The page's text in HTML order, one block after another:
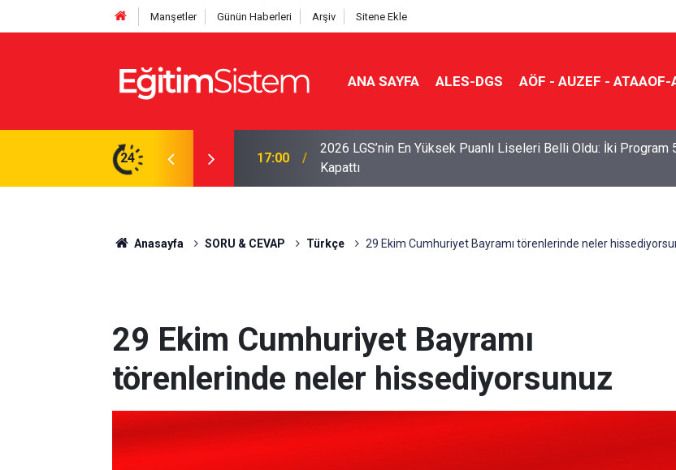
Manşetler Günün Haberleri Arşiv Sitene Ekle
ANA SAYFA ALES-DGS AÖF - AUZEF - ATAAOF-
24
Lise Açıklandı: İlk 100 İçin 462 Puan Yetti 17:00
2026 LGS’nin En Yüksek Puanlı Liseleri Belli Oldu: İki Program
Kapattı
Anasayfa SORU & CEVAP Türkçe 29 Ekim Cumhuriyet Bayramı törenlerinde neler
29 Ekim Cumhuriyet Bayramı
törenlerinde neler hissediyorsunuz